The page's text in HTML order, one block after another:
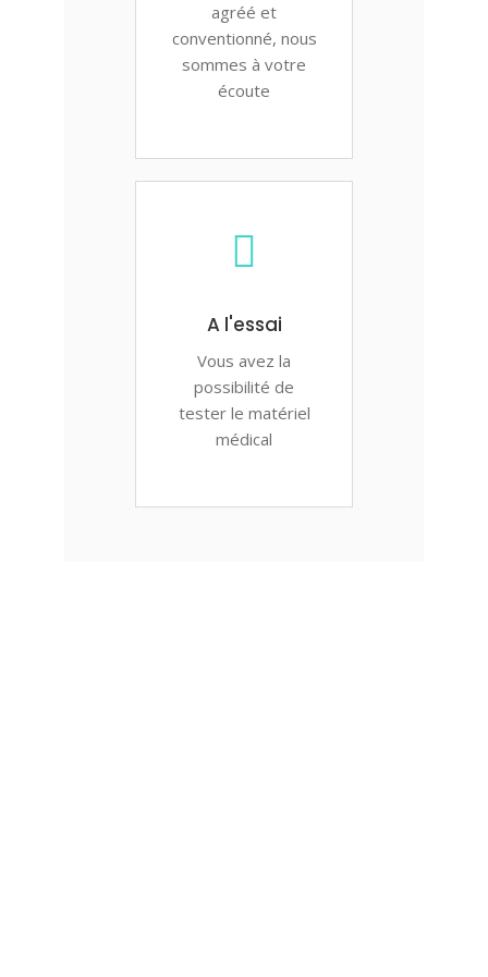
agréé et
conventionné, nous
sommes à votre
écoute
A l'essai
Vous avez la
possibilité de
tester le matériel
médical